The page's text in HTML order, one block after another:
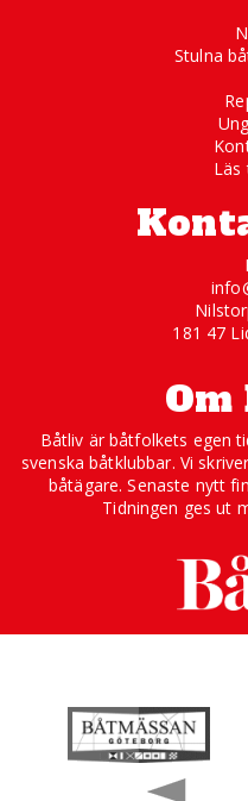
Stulna
Läs
181 47
Båtliv är båtfolkets egen
svenska båtklubbar. Vi
båtägare. Senaste nytt
Tidningen ges ut